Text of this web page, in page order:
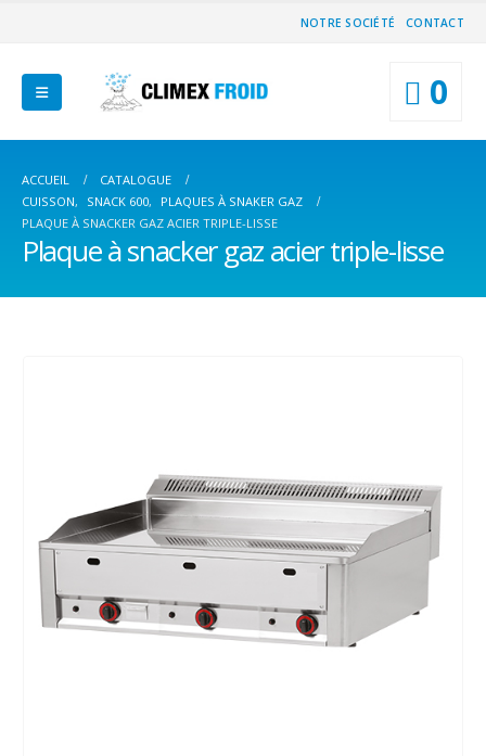
NOTRE SOCIÉTÉ CONTACT
0
ACCUEIL
CATALOGUE
CUISSON, SNACK 600,
PLAQUES À SNAKER GAZ
PLAQUE À SNACKER GAZ ACIER TRIPLE-LISSE
Plaque à snacker gaz acier triple-lisse